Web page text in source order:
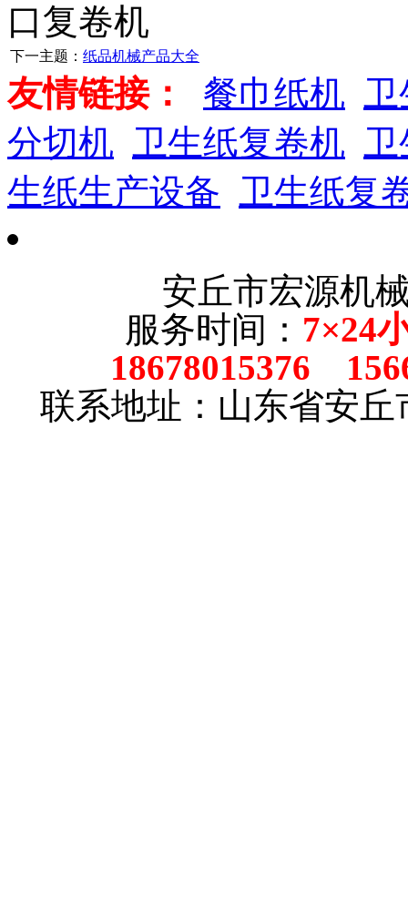
口复卷机
下一主题： 纸品机械产品大全
友情链接： 餐巾纸机
分切机 卫生纸复卷机
生纸生产设备
卫生纸复
安丘市宏源机
服务时间： 7×24
18678015376
联系地址：山东省安